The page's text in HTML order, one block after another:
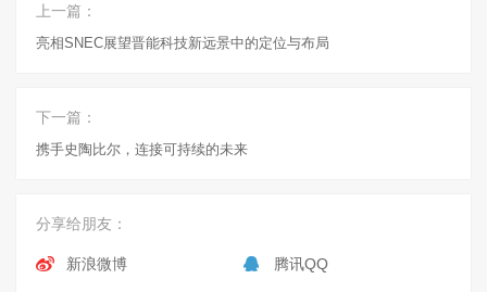
上一篇：
亮相SNEC展望晋能科技新远景中的定位与布局
下一篇：
携手史陶比尔，连接可持续的未来
分享给朋友：
新浪微博 腾讯QQ